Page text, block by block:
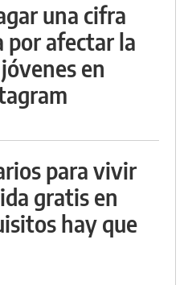
una cifra
afectar la
en
para vivir
gratis en
hay que